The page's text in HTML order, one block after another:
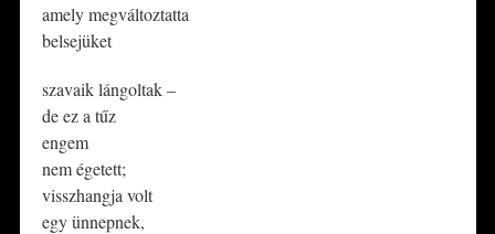
amely megváltoztatta
belsejüket
szavaik lángoltak –
de ez a tűz
engem
nem égetett;
visszhangja volt
egy ünnepnek,